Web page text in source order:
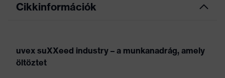
Cikkinformációk
uvex suXXeed industry – a munkanadrág, amely
öltöztet